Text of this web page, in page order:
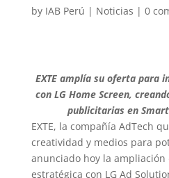
by IAB Perú | Noticias | 0
EXTE amplía su oferta para
con LG Home Screen,
publicitarias en
EXTE, la compañía AdTech
creatividad y medios para
anunciado hoy la ampliación
estratégica con LG Ad